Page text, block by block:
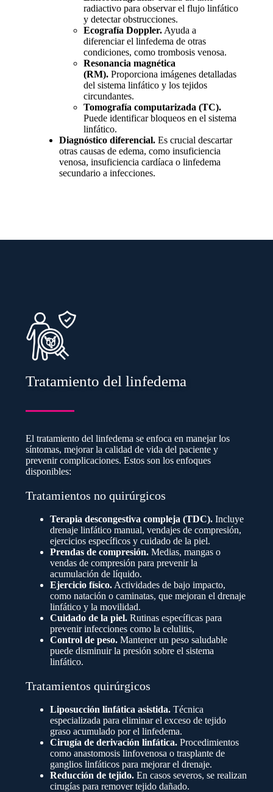
radiactivo para observar el flujo linfático
y detectar obstrucciones.
Ecografía Doppler.Ayuda a
diferenciar el linfedema de otras
condiciones, como trombosis venosa.
Resonancia magnética
(RM).Proporciona imágenes detalladas
del sistema linfático y los tejidos
circundantes.
Tomografía computarizada (TC).
Puede identificar bloqueos en el sistema
linfático.
Diagnóstico diferencial.Es crucial descartar
otras causas de edema, como insuficiencia
venosa, insuficiencia cardíaca o linfedema
secundario a infecciones.
Tratamiento del linfedema
El tratamiento del linfedema se enfoca en manejar los
síntomas, mejorar la calidad de vida del paciente y
prevenir complicaciones. Estos son los enfoques
disponibles:
Tratamientos no quirúrgicos
Terapia descongestiva compleja (TDC).Incluye
drenaje linfático manual, vendajes de compresión,
ejercicios específicos y cuidado de la piel.
Prendas de compresión.Medias, mangas o
vendas de compresión para prevenir la
acumulación de líquido.
Ejercicio físico.Actividades de bajo impacto,
como natación o caminatas, que mejoran el drenaje
linfático y la movilidad.
Cuidado de la piel.Rutinas específicas para
prevenir infecciones como la celulitis,
Control de peso.Mantener un peso saludable
puede disminuir la presión sobre el sistema
linfático.
Tratamientos quirúrgicos
Liposucción linfática asistida.Técnica
especializada para eliminar el exceso de tejido
graso acumulado por el linfedema.
Cirugía de derivación linfática.Procedimientos
como anastomosis linfovenosa o trasplante de
ganglios linfáticos para mejorar el drenaje.
Reducción de tejido.En casos severos, se realizan
cirugías para remover tejido dañado.